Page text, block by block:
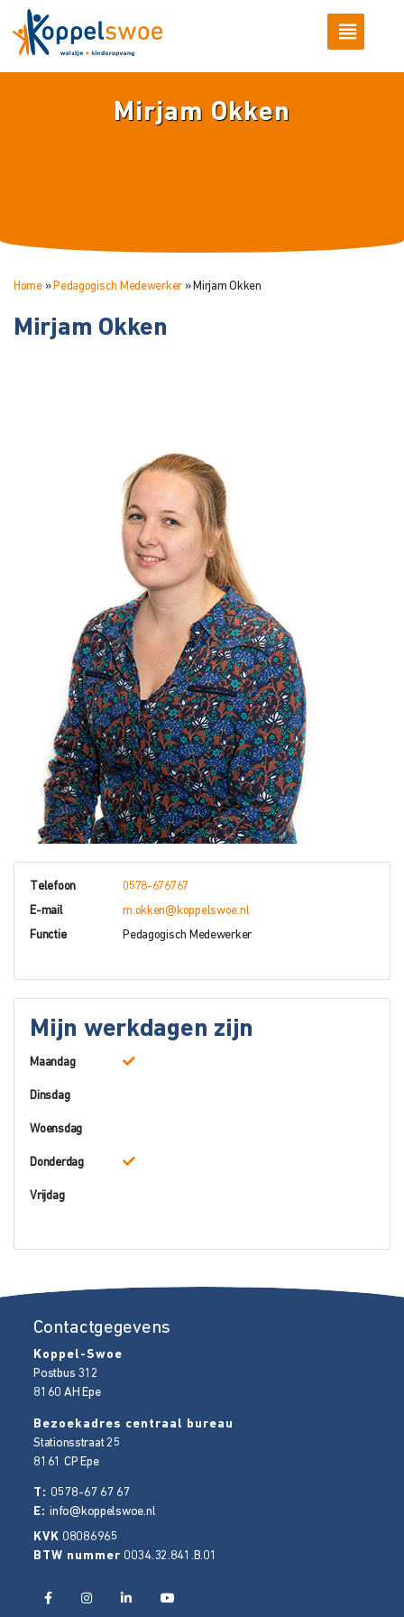
Mirjam Okken
Home» Pedagogisch Medewerker » Mirjam Okken
Mirjam Okken
Telefoon 0578-676767
E-mail m.okken@koppelswoe.nl
Functie Pedagogisch Medewerker
Mijn werkdagen zijn
Maandag
Dinsdag
Woensdag
Donderdag
Vrijdag
Contactgegevens
Koppel-Swoe
Postbus 312
8160 AH Epe
Bezoekadres centraal bureau
Stationsstraat 25
8161 CP Epe
T: 0578-67 67 67
E:info@koppelswoe.nl
KVK 08086965
BTW nummer 0034.32.841.B.01